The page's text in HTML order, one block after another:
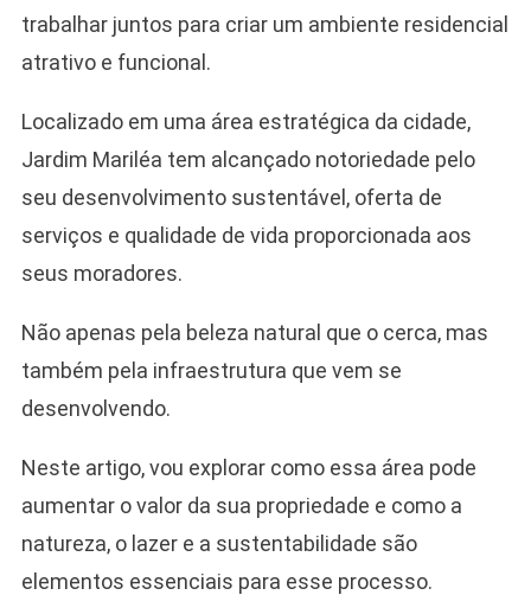
trabalhar juntos para criar um ambiente residencial
atrativo e funcional.
Localizado em uma área estratégica da cidade,
Jardim Mariléa tem alcançado notoriedade pelo
seu desenvolvimento sustentável, oferta de
serviços e qualidade de vida proporcionada aos
seus moradores.
Não apenas pela beleza natural que o cerca, mas
também pela infraestrutura que vem se
desenvolvendo.
Neste artigo, vou explorar como essa área pode
aumentar o valor da sua propriedade e como a
natureza, o lazer e a sustentabilidade são
elementos essenciais para esse processo.